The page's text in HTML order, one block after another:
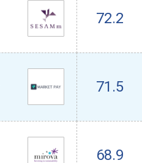
72.2
71.5
68.9